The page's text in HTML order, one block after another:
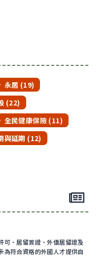
永居 (19)
(22)
全民健康保險 (11)
與延期 (12)
可、居留簽證、外僑居留證及
為符合資格的外國人才提供自